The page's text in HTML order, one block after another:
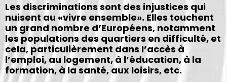
Les discriminations sont des injustices qui
nuisent au «vivre ensemble». Elles touchent
un grand nombre d’Européens, notamment
les populations des quartiers en difficulté, et
cela, particulièrement dans l’accès à
l’emploi, au logement, à l’éducation, à la
formation, à la santé, aux loisirs, etc.